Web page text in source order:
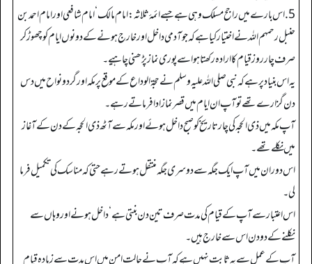
5. اس بارے میں راجح مسلک وہی ہے جسے ائمۂ ثلاثہ: امام مالک‘ امام شافعی اور امام احمد بن
حنبل رحمہم اللہ نے اختیار کیا ہے کہ جو آدمی داخل اور خارج ہونے کے دونوں ایام کو چھوڑ کر
صرف چار روز قیام کا ارادہ رکھتا ہو اسے پوری نماز پڑھنی چاہیے۔
یہ اس بنیاد پر ہے کہ نبی صلی اللہ علیہ وسلم نے حجۃ الوداع کے موقع پر مکہ اور گرد و نواح میں دس
دن گزارے تھے تو آپ ان ایام میں قصر نماز ادا فرماتے رہے۔
آپ مکہ میں ذی الحجہ کی چار تاریخ کو صبح داخل ہوئے اور مکہ سے آٹھ ذی الحجہ کے دن کے آغاز
میں نکلے تھے۔
اس دوران میں آپ ایک جگہ سے دوسری جگہ منتقل ہوتے رہے حتی کہ مناسک کی تکمیل فرما
لی۔
اس اعتبار سے آپ کے قیام کی مدت صرف تین دن بنتی ہے‘ داخل ہونے اور وہاں سے
نکلنے کے دو دن اس سے خارج ہیں۔
آپ کے عمل سے یہ ثابت نہیں ہے کہ آپ نے حالت امن میں اس مدت سے زیادہ قیام